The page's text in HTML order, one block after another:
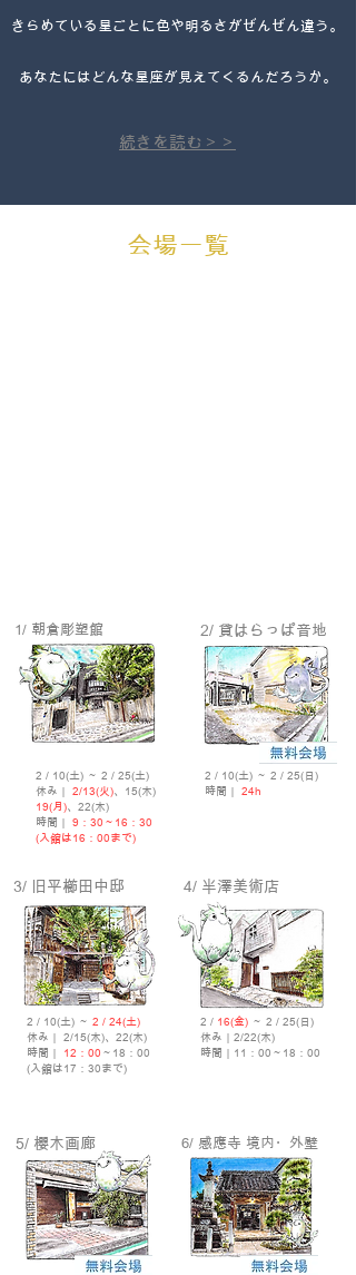
きらめている星ごとに色や明るさがぜんぜん違う。​
あなたにはどんな星座が見えてくるんだろうか。
​続きを読む＞＞
会場一覧
1/ 朝倉彫塑館
2 / 10(土) ～ 2 / 25(土)
休み｜ 2/13(火)、15(木)
19(月)、22(木)
時間｜ 9：30～16：30
(入館は16：00まで)
2/ 貸はらっぱ音地
2 / 10(土) ～ 2 / 25(日)
時間｜ 24h
3/ 旧平櫛田中邸
2 / 10(土) ～ 2 / 24(土)
休み｜ 2/15(木)、22(木)
時間｜ 12：00 ～18：00
(入館は17：30まで)
4/ 半澤美術店
2 / 16(金) ～ 2 / 25(日)
休み｜2/22(木)
時間｜11：00～18：00
5/ 櫻木画廊 6/ 感應寺 境内・外壁